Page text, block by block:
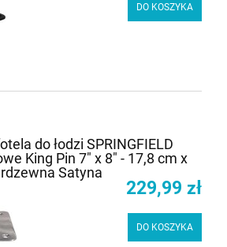
DO KOSZYKA
do łodzi SPRINGFIELD
King Pin 7" x 8" - 17,8 cm x
Satyna
229,99 zł
DO KOSZYKA